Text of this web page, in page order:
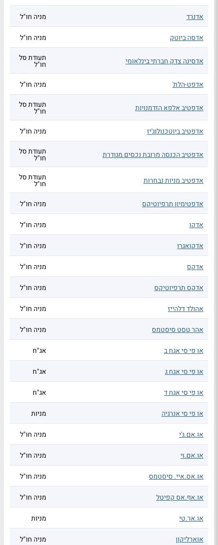
אדנרד מניה חו"ל
אדסה ביוטק מניה חו"ל
אדסינה צדק חברתי בינלאומי תעודת סל
חו"ל
אדפט-הלת'
מניה חו"ל
אדפטיב אלפא הזדמנויות תעודת סל
חו"ל
אדפטיב ביוטכנולוג'יז
מניה חו"ל
אדפטיב הכנסה מרובת נכסים מגודרת תעודת סל
חו"ל
אדפטיב מניות נבחרות תעודת סל
חו"ל
אדפטימיון תרפיוטיקס
מניה חו"ל
אדקו מניה חו"ל
אדקואגרו מניה חו"ל
אדקס מניה חו"ל
אדקס תרפיוטיקס מניה חו"ל
אהולד דלהייז מניה חו"ל
אהר טסט סיסטמס מניה חו"ל
או פי סי אגח ב אג"ח
או פי סי אגח ג אג"ח
או פי סי אגח ד אג"ח
או פי סי אנרגיה מניות
או.אם.ג'י מניה חו"ל
או.אם.וי מניה חו"ל
או.אס.איי. סיסטמס מניה חו"ל
או.אף.אס קפיטל מניה חו"ל
או.אר.טי מניות
אוארליקון מניה חו"ל